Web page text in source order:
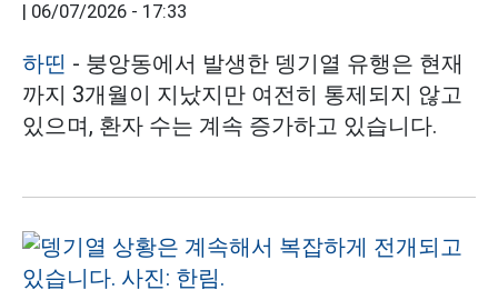
| 06/07/2026 - 17:33
하띤 - 붕앙동에서 발생한 뎅기열 유행은 현재
까지 3개월이 지났지만 여전히 통제되지 않고
있으며, 환자 수는 계속 증가하고 있습니다.